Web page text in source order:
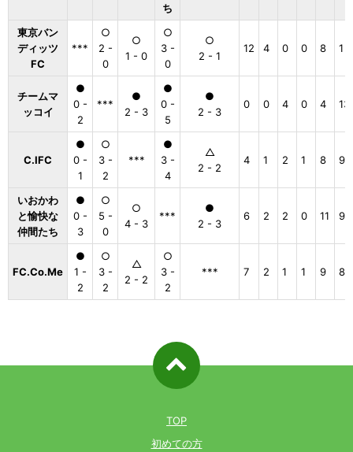
ち
東京バン
ディッツ
FC
***
○
2 -
0
○
1 - 0
○
3 -
0
○
2 - 1
12 4 0 0 8 1
チームマ
ッコイ
●
0 -
2
***
●
2 - 3
●
0 -
5
●
2 - 3
0 0 4 0 4 13
C.IFC
●
0 -
1
○
3 -
2
***
●
3 -
4
△
2 - 2
4 1 2 1 8 9
いおかわ
と愉快な
仲間たち
●
0 -
3
○
5 -
0
○
4 - 3
***
●
2 - 3
6 2 2 0 11 9
FC.Co.Me
●
1 -
2
○
3 -
2
△
2 - 2
○
3 -
2
*** 7 2 1 1 9 8
TOP
初めての方